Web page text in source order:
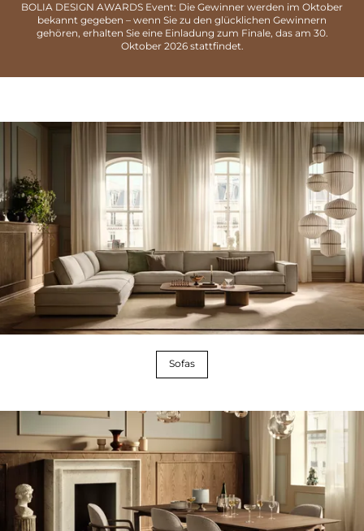
BOLIA DESIGN AWARDS Event: Die Gewinner werden im Oktober
bekannt gegeben – wenn Sie zu den glücklichen Gewinnern
gehören, erhalten Sie eine Einladung zum Finale, das am 30.
Oktober 2026 stattfindet.
Sofas